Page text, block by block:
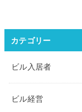
カテゴリー
ビル入居者
ビル経営